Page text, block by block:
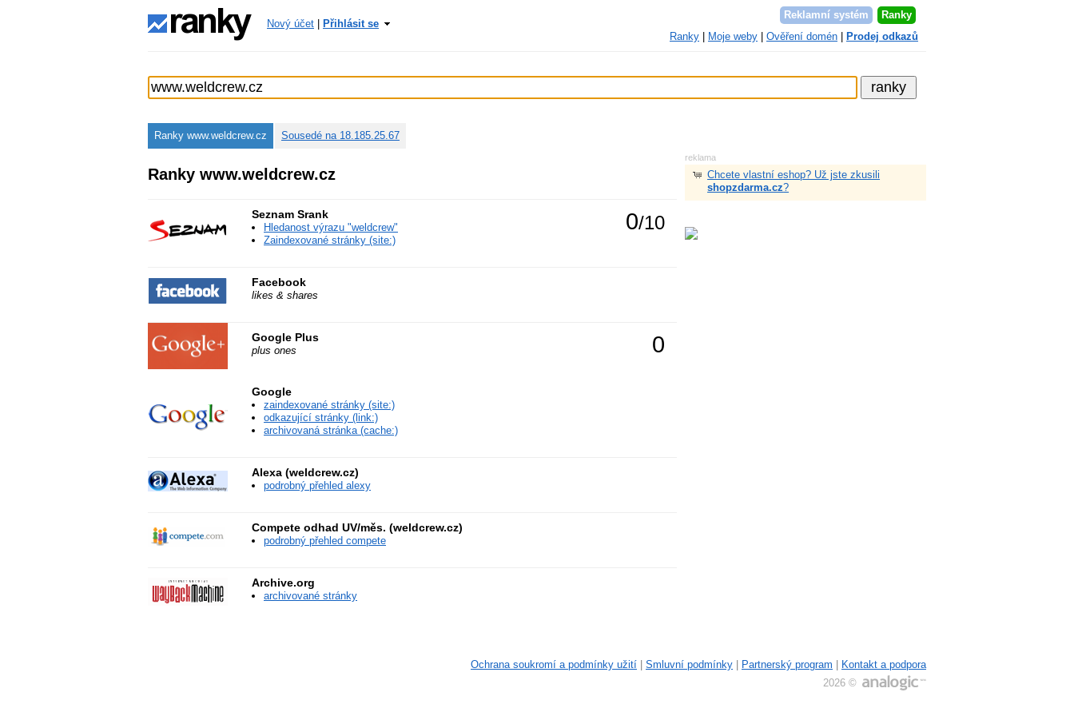
Ranky
Reklamní systém
Ranky| Moje weby| Ověření domén| Prodej odkazů
Nový účet Přihlásit se
Ranky www.weldcrew.cz Sousedé na 18.185.25.67
reklama
Chcete vlastní eshop? Už jste zkusili
shopzdarma.cz?
Ranky www.weldcrew.cz
0/10
Seznam Srank
Hledanost výrazu "weldcrew"
Zaindexované stránky (site:)
Facebook
likes & shares
0
Google Plus
plus ones
Google
zaindexované stránky (site:)
odkazující stránky (link:)
archivovaná stránka (cache:)
Alexa (weldcrew.cz)
podrobný přehled alexy
Compete odhad UV/měs. (weldcrew.cz)
podrobný přehled compete
Archive.org
archivované stránky
Ochrana soukromí a podmínky užití| Smluvní podmínky| Partnerský program
Kontakt a podpora
2026 ©